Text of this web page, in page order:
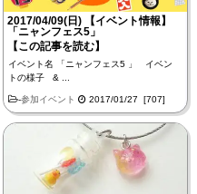
2017/04/09(日) 【イベント情報】
「ニャンフェス5」
【この記事を読む】
イベント名 「ニャンフェス5 」 イベン
トの様子 & ...
2017/01/27 [707]
-参加イベント